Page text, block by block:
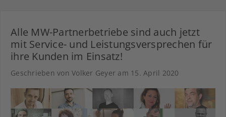
Alle MW-Partnerbetriebe sind auch jetzt
mit Service- und Leistungsversprechen für
ihre Kunden im Einsatz!
Geschrieben von Volker Geyer am 15. April 2020